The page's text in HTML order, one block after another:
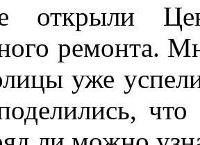
ремонта.
уже
что